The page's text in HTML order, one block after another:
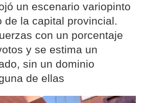
un escenario variopinto
de la capital provincial.
con un porcentaje
y se estima un
sin un dominio
de ellas